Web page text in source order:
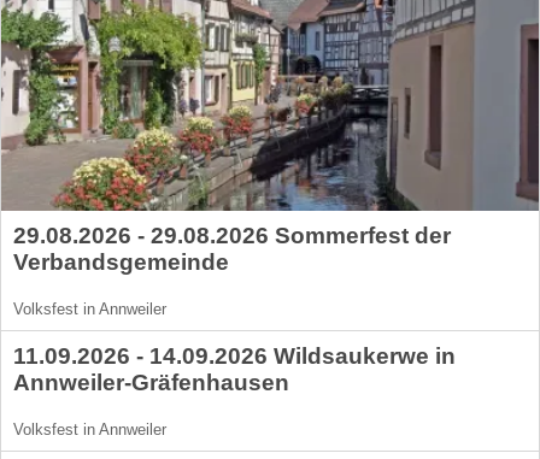
29.08.2026 - 29.08.2026 Sommerfest der
Verbandsgemeinde
Volksfest in Annweiler
11.09.2026 - 14.09.2026 Wildsaukerwe in
Annweiler-Gräfenhausen
Volksfest in Annweiler